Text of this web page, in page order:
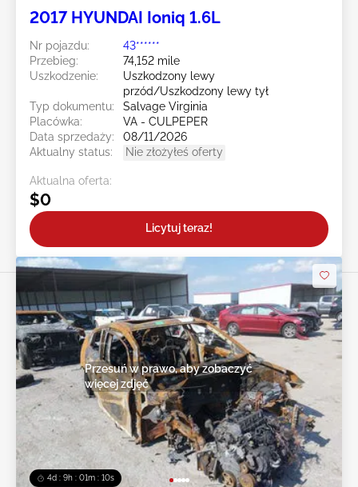
2017 HYUNDAI Ioniq 1.6L
Nr pojazdu:
43******
Przebieg:
74,152 mile
Uszkodzenie:
Uszkodzony lewy
przód/Uszkodzony lewy tył
Typ dokumentu:
Salvage Virginia
Placówka:
VA - CULPEPER
Data sprzedaży:
08/11/2026
Aktualny status:
Nie złożyłeś oferty
Aktualna oferta:
$0
Licytuj teraz!
4d : 9h : 01m : 08s
Przesuń w prawo, aby zobaczyć
więcej zdjęć